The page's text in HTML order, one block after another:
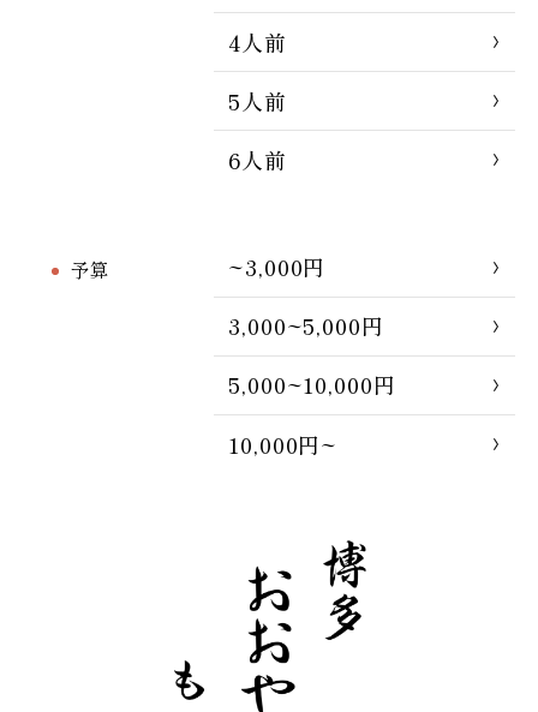
4人前
5人前
6人前
予算
~3,000円
3,000~5,000円
5,000~10,000円
10,000円~